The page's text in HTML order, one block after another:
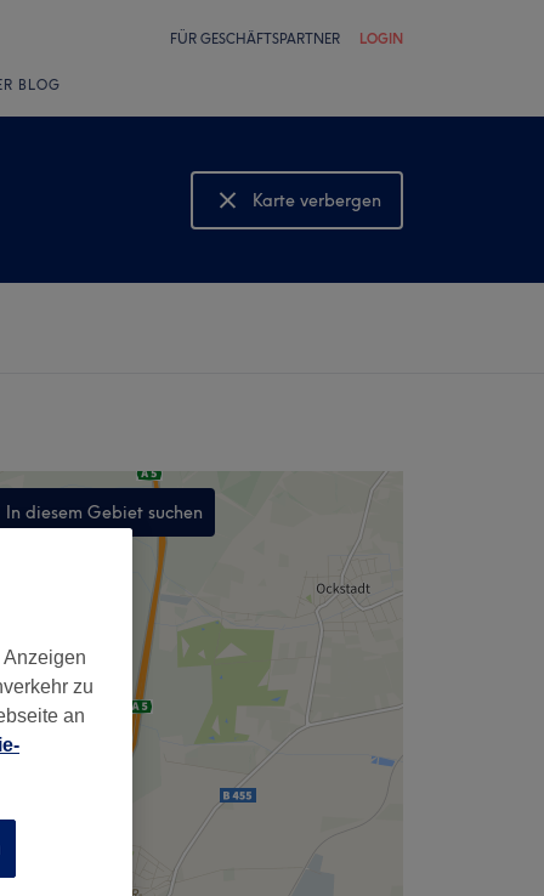
FÜR GESCHÄFTSPARTNER LOGIN
BLOG
Karte verbergen
Karte anzeigen
In diesem Gebiet suchen
zu
an